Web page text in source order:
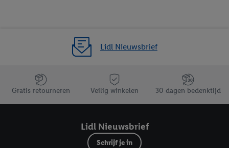
Lidl Nieuwsbrief
Jouw voordelen bij ons als Lidl webshop klant
Gratis retourneren Veilig winkelen 30 dagen bedenktijd
Lidl Nieuwsbrief
Schrijf je in